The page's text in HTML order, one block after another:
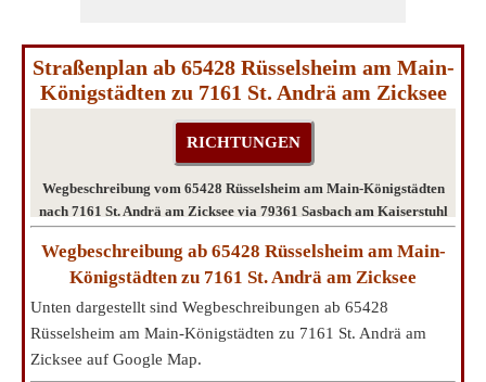
Straßenplan ab 65428 Rüsselsheim am Main-
Königstädten zu 7161 St. Andrä am Zicksee
Wegbeschreibung vom 65428 Rüsselsheim am Main-Königstädten
nach 7161 St. Andrä am Zicksee via 79361 Sasbach am Kaiserstuhl
Wegbeschreibung ab 65428 Rüsselsheim am Main-
Königstädten zu 7161 St. Andrä am Zicksee
Unten dargestellt sind Wegbeschreibungen ab 65428
Rüsselsheim am Main-Königstädten zu 7161 St. Andrä am
Zicksee auf Google Map.